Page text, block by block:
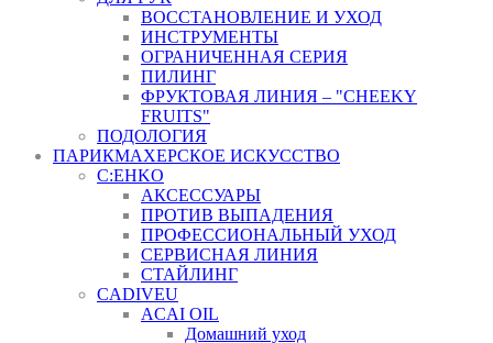
ВОССТАНОВЛЕНИЕ И УХОД
ИНСТРУМЕНТЫ
ОГРАНИЧЕННАЯ СЕРИЯ
ПИЛИНГ
ФРУКТОВАЯ ЛИНИЯ – "CHEEKY
FRUITS"
ПОДОЛОГИЯ
ПАРИКМАХЕРСКОЕ ИСКУССТВО
C:EHKO
АКСЕССУАРЫ
ПРОТИВ ВЫПАДЕНИЯ
ПРОФЕССИОНАЛЬНЫЙ УХОД
СЕРВИСНАЯ ЛИНИЯ
СТАЙЛИНГ
CADIVEU
ACAI OIL
Домашний уход